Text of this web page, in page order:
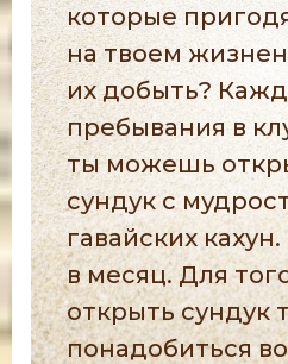
которые
на твоем
их добыть?
пребывания в
ты можешь
сундук с
гавайских
в месяц. Для
открыть сундук
понадобиться